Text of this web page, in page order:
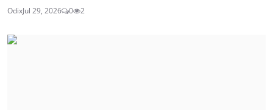
OdixJul 29, 2026 0 2